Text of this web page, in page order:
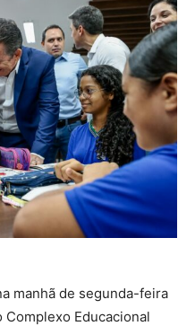
manhã de segunda-feira
Complexo Educacional